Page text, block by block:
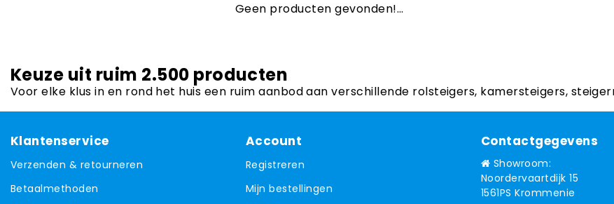
Geen producten gevonden!...
Keuze uit ruim 2.500 producten
Voor elke klus in en rond het huis een ruim aanbod aan verschillende rolsteigers, kamersteigers,
Klantenservice
Verzenden & retourneren
Betaalmethoden
Account
Registreren
Mijn bestellingen
Contactgegevens
Showroom:
Noordervaartdijk 15
1561PS Krommenie